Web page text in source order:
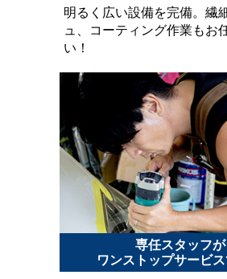
明るく広い設備を完備。繊
ュ、コーティング作業もお
い！
専任スタッフが
ワンストップサービ